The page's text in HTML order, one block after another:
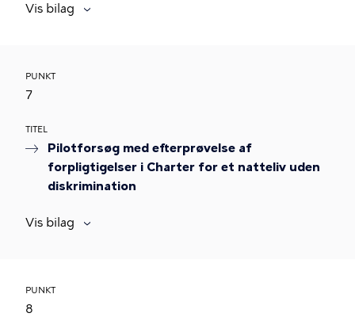
Vis bilag
PUNKT
7
TITEL
Pilotforsøg med efterprøvelse af
forpligtigelser i Charter for et natteliv uden
diskrimination
Vis bilag
PUNKT
8